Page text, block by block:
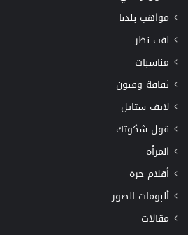
مواهب بلدنا
لفت نظر
مناسبات
ثقافة وفنون
لايف ستايل
قول شكوتك
المرأة
أقلام حرة
ألبومات الصور
مقالات